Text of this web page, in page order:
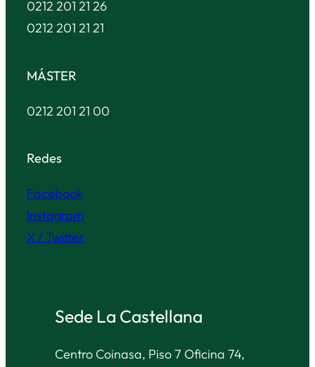
0212 201 21 26
0212 201 21 21
MÁSTER
0212 201 21 00
Redes
Facebook
Instagram
X / Twitter
Sede La Castellana
Centro Coinasa, Piso 7 Oficina 74,